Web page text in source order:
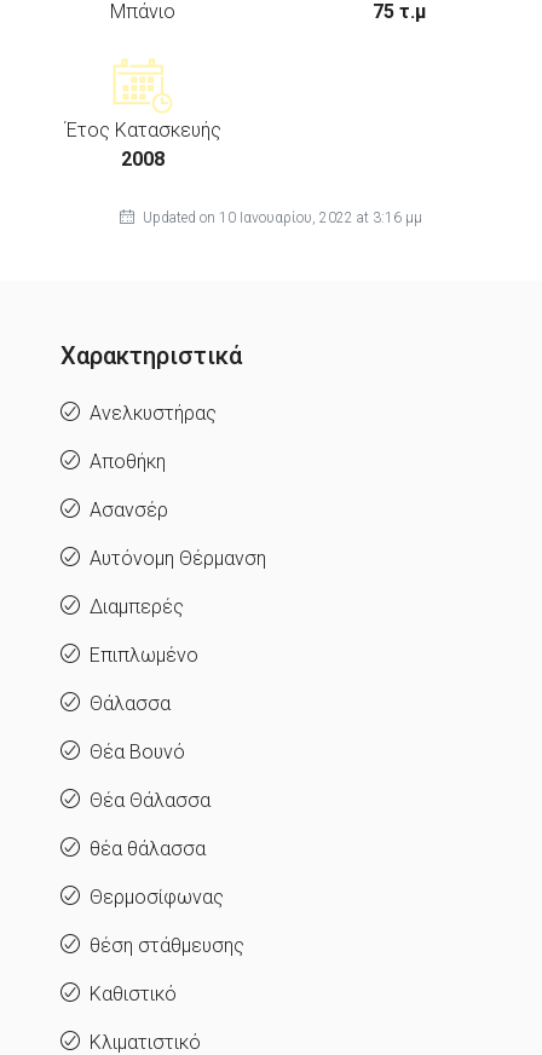
Μπάνιο
75 τ.μ
Έτος Κατασκευής
2008
Updated on 10 Ιανουαρίου, 2022 at 3:16 μμ
Χαρακτηριστικά
Ανελκυστήρας
Αποθήκη
Ασανσέρ
Αυτόνομη Θέρμανση
Διαμπερές
Επιπλωμένο
Θάλασσα
Θέα Βουνό
Θέα Θάλασσα
θέα θάλασσα
Θερμοσίφωνας
θέση στάθμευσης
Καθιστικό
Κλιματιστικό